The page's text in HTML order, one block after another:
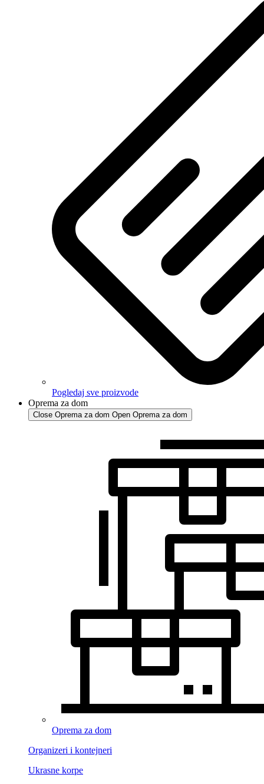
Pogledaj sve proizvode
Oprema za dom
Close Oprema za dom Open Oprema za dom
Oprema za dom
Organizeri i kontejneri
Ukrasne korpe